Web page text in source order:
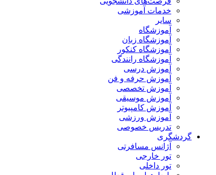
خدمات آموزشی
سایر
آموزشگاه
آموزشگاه زبان
آموزشگاه کنکور
آموزشگاه رانندگی
آموزش درسی
آموزش حرفه و فن
آموزش تخصصی
آموزش موسیقی
آموزش کامپیوتر
آموزش ورزشی
تدریس خصوصی
گردشگری
آژانس مسافرتی
تور خارجی
تور داخلی